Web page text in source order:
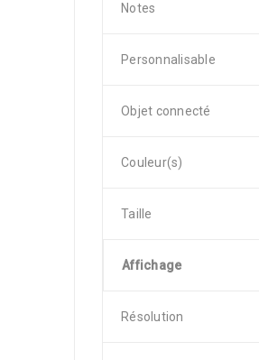
Notes
Personnalisable
Objet connecté
Couleur(s)
Taille
Affichage
Résolution